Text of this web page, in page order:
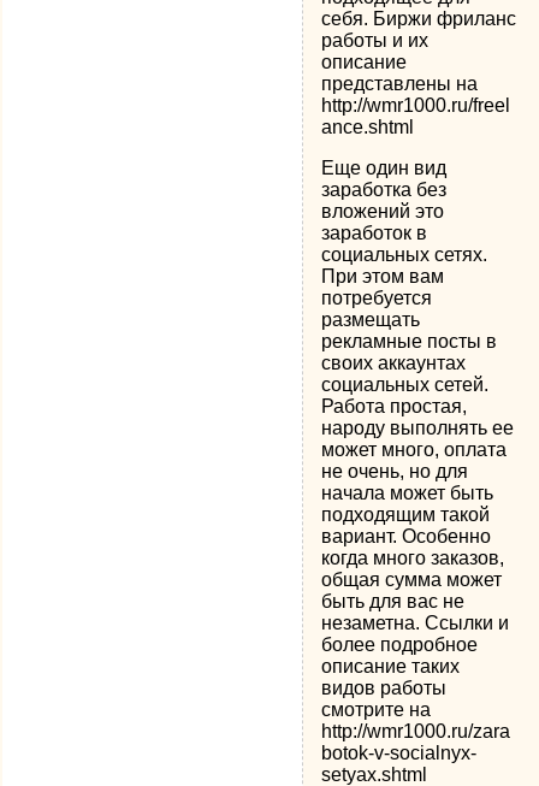
себя. Биржи фриланс
работы и их
описание
представлены на
http://wmr1000.ru/freel
ance.shtml
Еще один вид
заработка без
вложений это
заработок в
социальных сетях.
При этом вам
потребуется
размещать
рекламные посты в
своих аккаунтах
социальных сетей.
Работа простая,
народу выполнять ее
может много, оплата
не очень, но для
начала может быть
подходящим такой
вариант. Особенно
когда много заказов,
общая сумма может
быть для вас не
незаметна. Ссылки и
более подробное
описание таких
видов работы
смотрите на
http://wmr1000.ru/zara
botok-v-socialnyx-
setyax.shtml